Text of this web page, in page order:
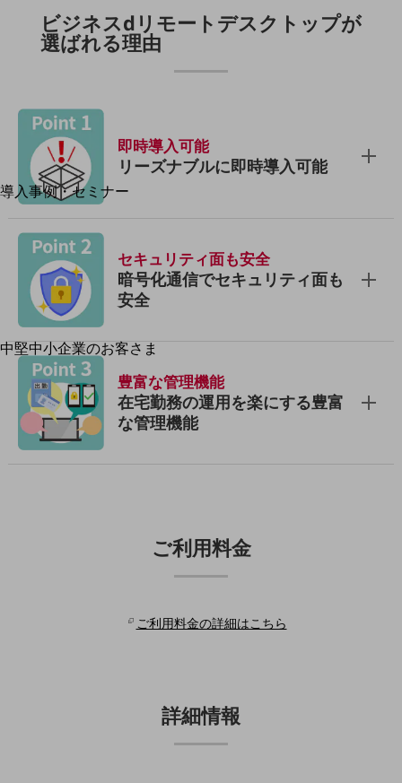
運用保守・故障紛失サポート
回線・ネットワーク
別ウィンドウで開きます
サービスをご利用中のお客さま
導入事例・セミナー
導入事例TOP
最新の導入事例や注目の導入事例をご紹介します
セミナー
開催・出展する各種セミナー、イベント情報をご紹介します
中堅中小企業のお客さま
NTTドコモビジネスウォッチ
ビジネスお役立ち情報
旬な話題やお役立ち資料などDXの課題を
解決するヒントをお届けする記事サイト
新着記事
サービス・ソリューション
課題やニーズに合ったサービスをご紹介し、
お悩みから見つけるTOP
ビジネスdリモートデスクトップが
選ばれる理由
即時導入可能
リーズナブルに即時導入可能
セキュリティ面も安全
暗号化通信でセキュリティ面も
安全
豊富な管理機能
在宅勤務の運用を楽にする豊富
な管理機能
ご利用料金
ご利用料金の詳細はこちら
詳細情報